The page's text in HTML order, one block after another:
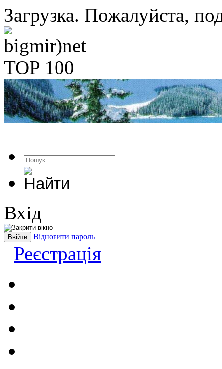
Загрузка. Пожалуйста,
Вхід
Відновити пароль
Реєстрація